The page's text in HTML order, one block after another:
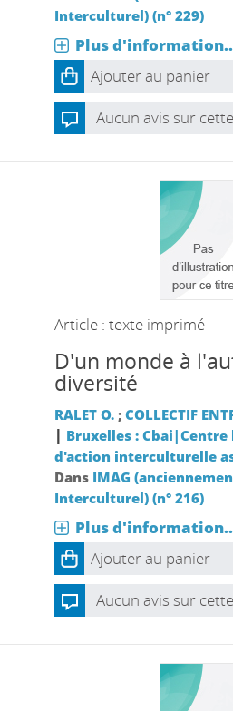
Interculturel) (n° 229)
Plus
Ajouter au panier
Aucun avis sur
Article : texte imprimé
D'un monde à
diversité
RALET O.; COLLECTIF
| Bruxelles :
d'action interculturelle
Dans IMAG
Interculturel) (n° 216)
Plus
Ajouter au panier
Aucun avis sur